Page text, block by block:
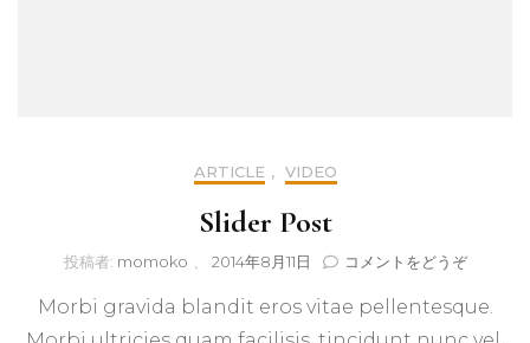
ARTICLE , VIDEO
Slider Post
投稿者: momoko 2014年8月11日 コメントをどうぞ(Slider
Morbi gravida blandit eros vitae pellentesque.